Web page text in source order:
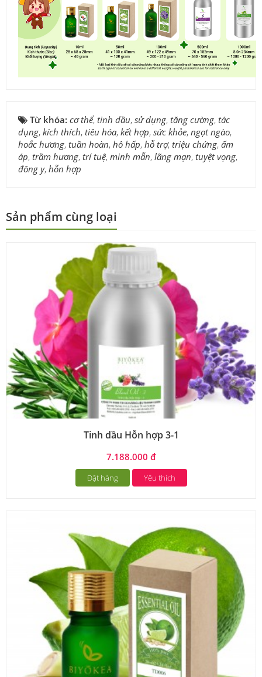
Từ khóa: cơ thể, tinh dầu, sử dụng, tăng cường, tác
dụng, kích thích, tiêu hóa, kết hợp, sức khỏe, ngọt ngào,
hoắc hương, tuần hoàn, hô hấp, hỗ trợ, triệu chứng, ấm
áp, trầm hương, trí tuệ, minh mẫn, lãng mạn, tuyệt vọng,
đông y, hỗn hợp
Sản phẩm cùng loại
Tinh dầu Hỗn hợp 3-1
7.188.000 đ
Đặt hàng Yêu thích